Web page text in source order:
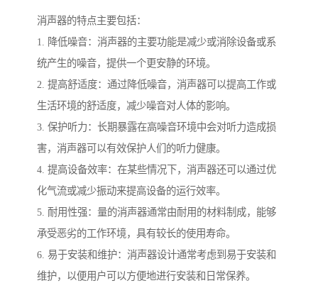
消声器的特点主要包括：
1. 降低噪音：消声器的主要功能是减少或消除设备或系
统产生的噪音，提供一个更安静的环境。
2. 提高舒适度：通过降低噪音，消声器可以提高工作或
生活环境的舒适度，减少噪音对人体的影响。
3. 保护听力：长期暴露在高噪音环境中会对听力造成损
害，消声器可以有效保护人们的听力健康。
4. 提高设备效率：在某些情况下，消声器还可以通过优
化气流或减少振动来提高设备的运行效率。
5. 耐用性强：量的消声器通常由耐用的材料制成，能够
承受恶劣的工作环境，具有较长的使用寿命。
6. 易于安装和维护：消声器设计通常考虑到易于安装和
维护，以便用户可以方便地进行安装和日常保养。